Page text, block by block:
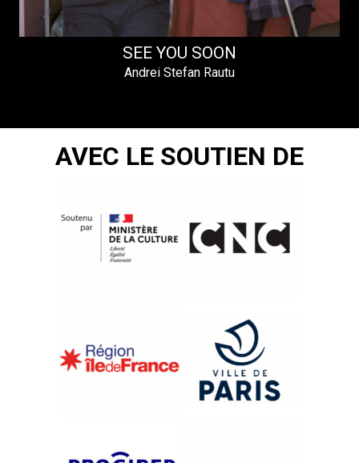
SEE YOU SOON
Andrei Stefan Rautu
AVEC LE SOUTIEN DE